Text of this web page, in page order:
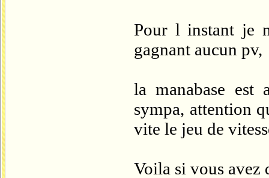
Pour l instant je
gagnant aucun pv,
la manabase est
sympa, attention
vite le jeu de
Voila si vous avez